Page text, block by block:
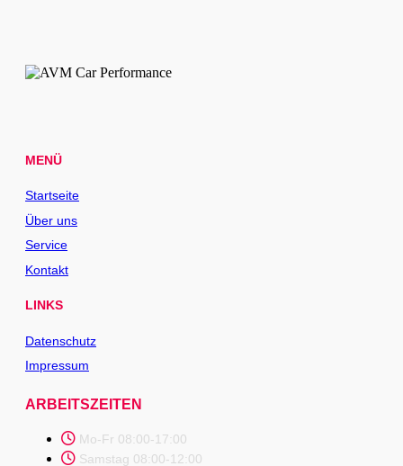
MENÜ
Startseite
Über uns
Service
Kontakt
LINKS
Datenschutz
Impressum
ARBEITSZEITEN
Mo-Fr 08:00-17:00
Samstag 08:00-12:00